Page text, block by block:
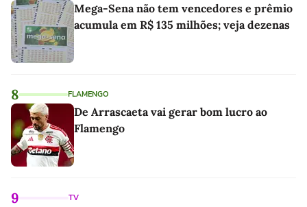
Mega-Sena não tem vencedores e prêmio
acumula em R$ 135 milhões; veja dezenas
8 FLAMENGO
De Arrascaeta vai gerar bom lucro ao
Flamengo
9 TV